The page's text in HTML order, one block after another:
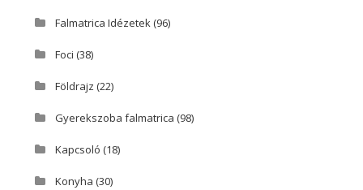
Falmatrica Idézetek(96)
Foci (38)
Földrajz (22)
Gyerekszoba falmatrica (98)
Kapcsoló (18)
Konyha (30)